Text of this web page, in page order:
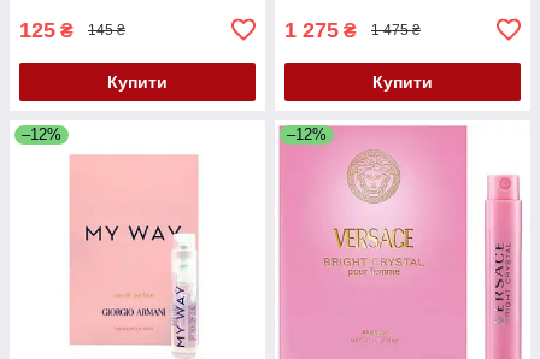
125 ₴ 145 ₴
Купити
1 275 ₴ 1 475 ₴
Купити
–12% –12%